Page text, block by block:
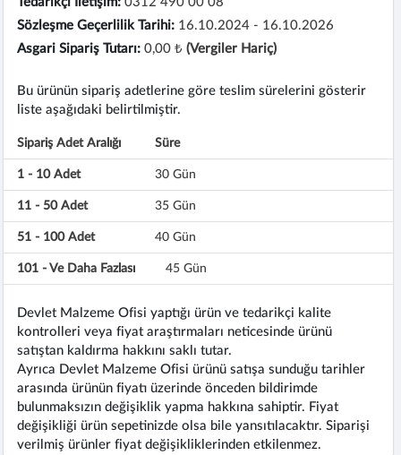
Sözleşme Geçerlilik Tarihi: 16.10.2024 - 16.10.2026
Asgari Sipariş Tutarı: 0,00 ₺(Vergiler Hariç)
Bu ürünün sipariş adetlerine göre teslim sürelerini gösterir
liste aşağıdaki belirtilmiştir.
Sipariş Adet Aralığı Süre
1 - 10 Adet 30 Gün
11 - 50 Adet 35 Gün
51 - 100 Adet 40 Gün
101 - Ve Daha Fazlası 45 Gün
Devlet Malzeme Ofisi yaptığı ürün ve tedarikçi kalite
kontrolleri veya fiyat araştırmaları neticesinde ürünü
satıştan kaldırma hakkını saklı tutar.
Ayrıca Devlet Malzeme Ofisi ürünü satışa sunduğu tarihler
arasında ürünün fiyatı üzerinde önceden bildirimde
bulunmaksızın değişiklik yapma hakkına sahiptir. Fiyat
değişikliği ürün sepetinizde olsa bile yansıtılacaktır. Siparişi
verilmiş ürünler fiyat değişikliklerinden etkilenmez.